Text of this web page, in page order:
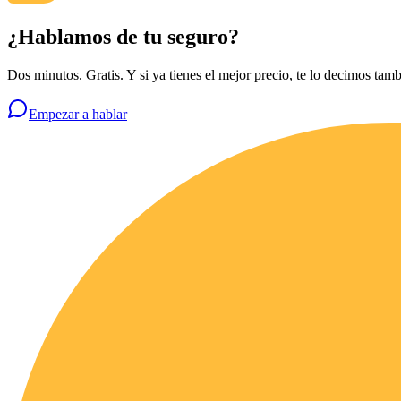
¿Hablamos de tu seguro?
Dos minutos. Gratis. Y si ya tienes el mejor precio, te lo decimos
Empezar a hablar